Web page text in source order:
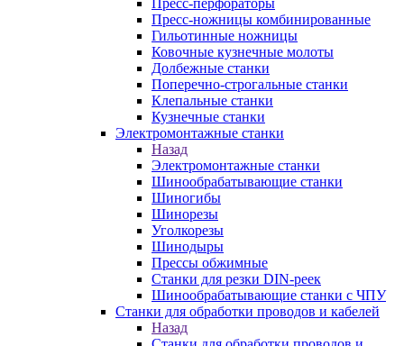
Пресс-перфораторы
Пресс-ножницы комбинированные
Гильотинные ножницы
Ковочные кузнечные молоты
Долбежные станки
Поперечно-строгальные станки
Клепальные станки
Кузнечные станки
Электромонтажные станки
Назад
Электромонтажные станки
Шинообрабатывающие станки
Шиногибы
Шинорезы
Уголкорезы
Шинодыры
Прессы обжимные
Станки для резки DIN-реек
Шинообрабатывающие станки с ЧПУ
Станки для обработки проводов и кабелей
Назад